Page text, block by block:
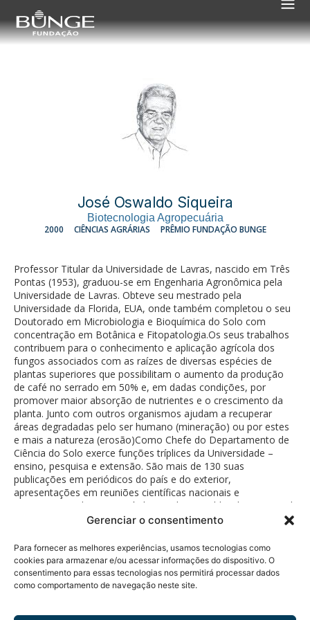
Gerenciar o consentimento
Para fornecer as melhores experiências, usamos tecnologias como
cookies para armazenar e/ou acessar informações do dispositivo. O
consentimento para essas tecnologias nos permitirá processar dados
como comportamento de navegação neste site.
José Oswaldo Siqueira
Biotecnologia Agropecuária
2000
CIÊNCIAS AGRÁRIAS PRÊMIO FUNDAÇÃO BUNGE
Professor Titular da Universidade de Lavras, nascido em Três
Pontas (1953), graduou-se em Engenharia Agronômica pela
Universidade de Lavras. Obteve seu mestrado pela
Universidade da Florida, EUA, onde também completou o seu
Doutorado em Microbiologia e Bioquímica do Solo com
concentração em Botânica e Fitopatologia.Os seus trabalhos
contribuem para o conhecimento e aplicação agrícola dos
fungos associados com as raízes de diversas espécies de
plantas superiores que possibilitam o aumento da produção
de café no serrado em 50% e, em dadas condições, por
promover maior absorção de nutrientes e o crescimento da
planta. Junto com outros organismos ajudam a recuperar
áreas degradadas pelo ser humano (mineração) ou por estes
e mais a natureza (erosão)Como Chefe do Departamento de
Ciência do Solo exerce funções tríplices da Universidade –
ensino, pesquisa e extensão. São mais de 130 suas
publicações em periódicos do país e do exterior,
apresentações em reuniões científicas nacionais e
internacionais, livros e capítulos em livros publicados no Brasil
Política de Privacidade